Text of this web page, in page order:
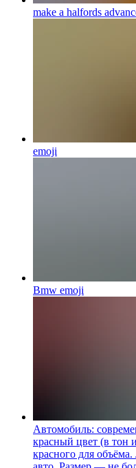
make a halfords
emoji
Bmw emoji
Автомобиль:
красный цвет (в тон
красного для